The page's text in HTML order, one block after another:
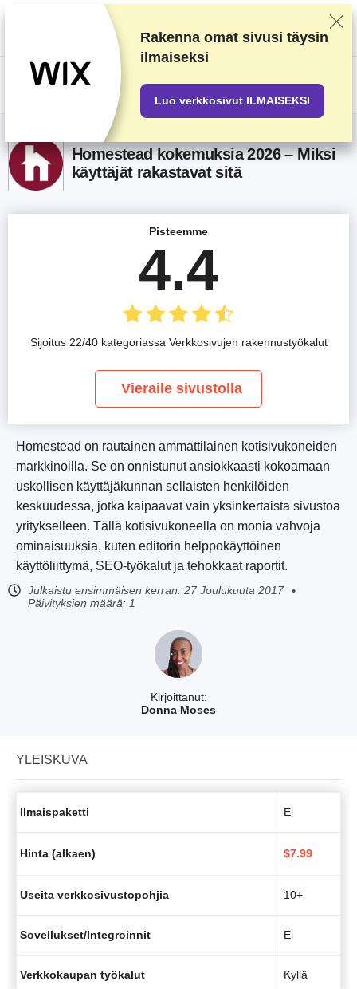
Arvostelemme palveluntarjoajia huolellisen testaamisen ja ennalta
määrättyjen kriteerien perusteella, mutta otamme huomioon myös
käyttäjäpalautteen sekä omat kaupalliset sopimuksemme. Tämä sivu
sisältää affiliate-linkkejä.
Mainosseloste .
US$
Homestead kokemuksia 2026 – Miksi
käyttäjät rakastavat sitä
Kirjoittanut:
Donna Moses
Homestead on rautainen ammattilainen kotisivukoneiden
markkinoilla. Se on onnistunut ansiokkaasti kokoamaan
uskollisen käyttäjäkunnan sellaisten henkilöiden
keskuudessa, jotka kaipaavat vain yksinkertaista sivustoa
yritykselleen. Tällä kotisivukoneella on monia vahvoja
ominaisuuksia, kuten editorin helppokäyttöinen
käyttöliittymä, SEO-työkalut ja tehokkaat raportit.
Julkaistu ensimmäisen kerran: 27 Joulukuuta 2017
Päivityksien määrä: 1
Pisteemme
4.4
Sijoitus 22/40 kategoriassa Verkkosivujen rakennustyökalut
Vieraile sivustolla
YLEISKUVA
Ilmaispaketti Ei
Hinta (alkaen) $7.99
Useita verkkosivustopohjia 10+
Sovellukset/Integroinnit Ei
Verkkokaupan työkalut Kyllä
Rakenna omat sivusi täysin
ilmaiseksi
Luo verkkosivut ILMAISEKSI